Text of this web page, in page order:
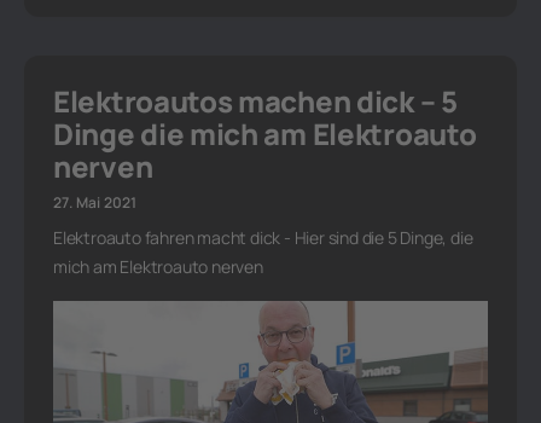
Elektroautos machen dick – 5
Dinge die mich am Elektroauto
nerven
27. Mai 2021
Elektroauto fahren macht dick - Hier sind die 5 Dinge, die
mich am Elektroauto nerven